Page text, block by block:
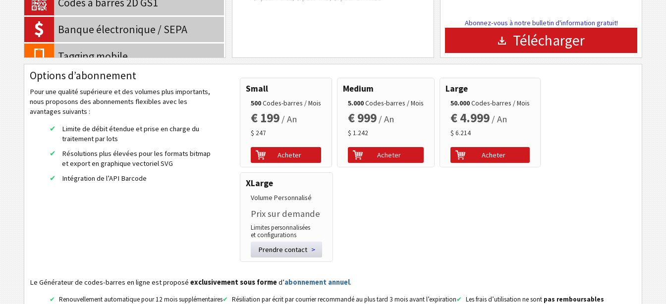
Banque électronique / SEPA
Tagging mobile
QR Code
Data Matrix
URL
Appeler le numéro de téléphone
Envoyer SMS
Profil sur Twitter
Twitter Tweet
Abonnez-vous à notre bulletin d'information gratuit!
Télécharger
Options d’abonnement
Pour une qualité supérieure et des volumes plus importants,
nous proposons des abonnements flexibles avec les
avantages suivants :
Limite de débit étendue et prise en charge du
traitement par lots
Résolutions plus élevées pour les formats bitmap
et export en graphique vectoriel SVG
Intégration de l’API Barcode
Small
500Codes-barres / Mois
€ 199 / An
$ 247
Acheter
Medium
5.000Codes-barres / Mois
€ 999 / An
$ 1.242
Acheter
Large
50.000Codes-barres / Mois
€ 4.999 / An
$ 6.214
Acheter
XLarge
Volume Personnalisé
Prix sur demande
Limites personnalisées
et configurations
Prendre contact >
Le Générateur de codes-barres en ligne est proposé exclusivement sous formed’abonnement annuel.
Renouvellement automatique pour 12 mois supplémentaires Résiliation par écrit par courrier recommandé au plus tard 3 mois avant l’expiration Les frais d’utilisation ne sont pas remboursables